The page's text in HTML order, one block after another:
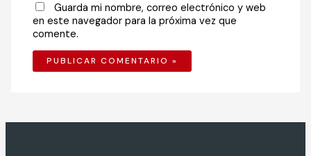
Guarda mi nombre, correo electrónico y web
en este navegador para la próxima vez que
comente.